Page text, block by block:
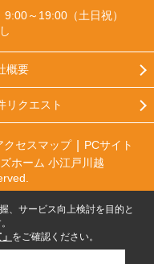
～19:00（土日祝）
概要
リクエスト
クセスマップ
PCサイト
ホーム 小江戸川越
、サービス向上検討を目的と
をご確認ください。